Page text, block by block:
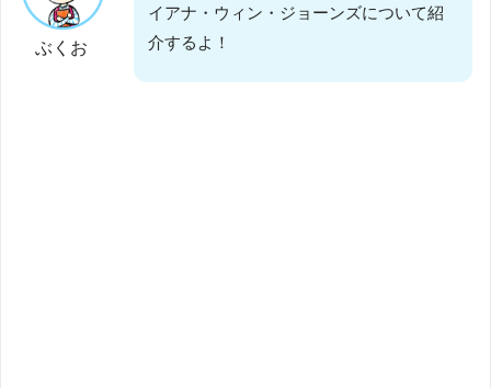
ぶくお
イアナ・ウィン・ジョーンズについて紹
介するよ！